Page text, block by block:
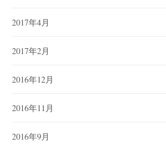
2017年4月
2017年2月
2016年12月
2016年11月
2016年9月